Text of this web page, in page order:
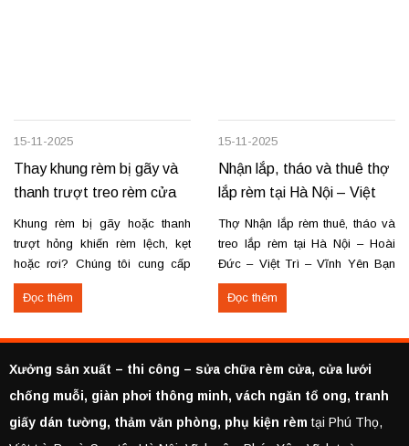
15-11-2025
Thay khung rèm bị gãy và
thanh trượt treo rèm cửa
Khung rèm bị gãy hoặc thanh
trượt hỏng khiến rèm lệch, kẹt
hoặc rơi? Chúng tôi cung cấp
dịch vụ thay khung và thanh
trượt rèm tận nơi, đảm bảo rèm
bền lâu. Thay khung rèm bị gãy,
cong vênh Thay hoặc sửa
Đọc thêm
15-11-2025
Nhận lắp, tháo và thuê thợ
lắp rèm tại Hà Nội – Việt
Trì – Vĩnh Yên
Thợ Nhận lắp rèm thuê, tháo và
treo lắp rèm tại Hà Nội – Hoài
Đức – Việt Trì – Vĩnh Yên Bạn
cần lắp rèm bị rơi, tháo rèm cũ
hoặc thuê thợ lắp rèm tại Hoài
Yên? Chúng tôi cung cấp dịch
vụ...
Đọc thêm
Xưởng sản xuất – thi công – sửa chữa rèm cửa, cửa lưới
chống muỗi, giàn phơi thông minh, vách ngăn tổ ong, tranh
giấy dán tường, thảm văn phòng, phụ kiện rèm tại Phú Thọ,